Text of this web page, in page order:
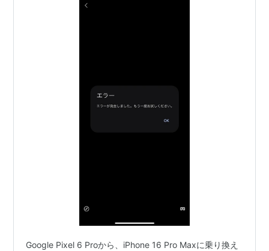
Google Pixel 6 Proから、iPhone 16 Pro Maxに乗り換え